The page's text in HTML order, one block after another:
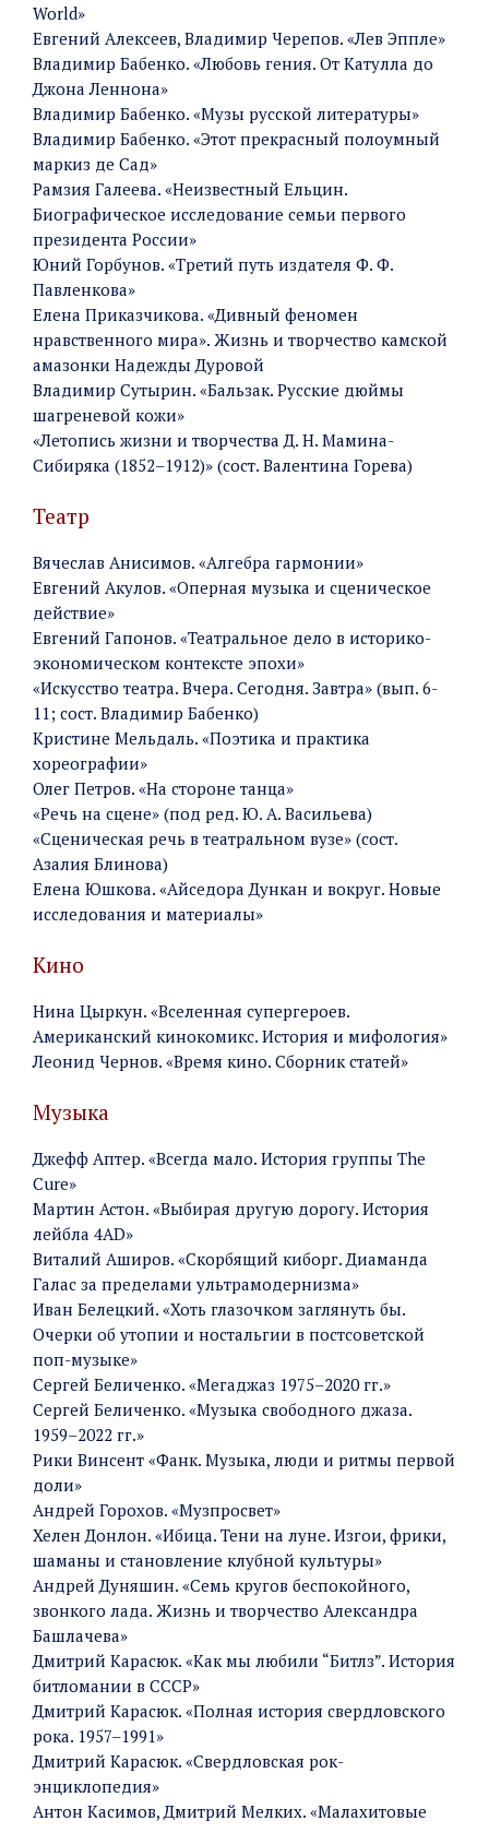
World»
Евгений Алексеев, Владимир Черепов. «Лев Эппле»
Владимир Бабенко. «Любовь гения. От Катулла до
Джона Леннона»
Владимир Бабенко. «Музы русской литературы»
Владимир Бабенко. «Этот прекрасный полоумный
маркиз де Сад»
Рамзия Галеева. «Неизвестный Ельцин.
Биографическое исследование семьи первого
президента России»
Юний Горбунов. «Третий путь издателя Ф. Ф.
Павленкова»
Елена Приказчикова. «Дивный феномен
нравственного мира». Жизнь и творчество камской
амазонки Надежды Дуровой
Владимир Сутырин. «Бальзак. Русские дюймы
шагреневой кожи»
«Летопись жизни и творчества Д. Н. Мамина-
Сибиряка (1852–1912)» (сост. Валентина Горева)
Театр
Вячеслав Анисимов. «Алгебра гармонии»
Евгений Акулов. «Оперная музыка и сценическое
действие»
Евгений Гапонов. «Театральное дело в историко-
экономическом контексте эпохи»
«Искусство театра. Вчера. Сегодня. Завтра» (вып. 6-
11; сост. Владимир Бабенко)
Кристине Мельдаль. «Поэтика и практика
хореографии»
Олег Петров. «На стороне танца»
«Речь на сцене» (под ред. Ю. А. Васильева)
«Сценическая речь в театральном вузе» (сост.
Азалия Блинова)
Елена Юшкова. «Айседора Дункан и вокруг. Новые
исследования и материалы»
Кино
Нина Цыркун. «Вселенная супергероев.
Американский кинокомикс. История и мифология»
Леонид Чернов. «Время кино. Сборник статей»
Музыка
Джефф Аптер. «Всегда мало. История группы The
Cure»
Мартин Астон. «Выбирая другую дорогу. История
лейбла 4AD»
Виталий Аширов. «Скорбящий киборг. Диаманда
Галас за пределами ультрамодернизма»
Иван Белецкий. «Хоть глазочком заглянуть бы.
Очерки об утопии и ностальгии в постсоветской
поп-музыке»
Сергей Беличенко. «Мегаджаз 1975–2020 гг.»
Сергей Беличенко. «Музыка свободного джаза.
1959–2022 гг.»
Рики Винсент «Фанк. Музыка, люди и ритмы первой
доли»
Андрей Горохов. «Музпросвет»
Хелен Донлон. «Ибица. Тени на луне. Изгои, фрики,
шаманы и становление клубной культуры»
Андрей Дуняшин. «Семь кругов беспокойного,
звонкого лада. Жизнь и творчество Александра
Башлачева»
Дмитрий Карасюк. «Как мы любили “Битлз”. История
битломании в СССР»
Дмитрий Карасюк. «Полная история свердловского
рока. 1957–1991»
Дмитрий Карасюк. «Свердловская рок-
энциклопедия»
Антон Касимов, Дмитрий Мелких. «Малахитовые